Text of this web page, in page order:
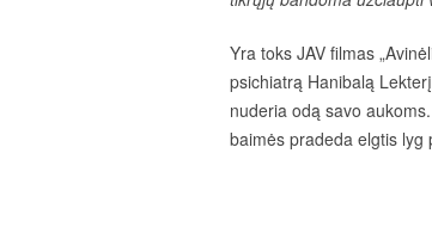
Yra toks JAV filmas
psichiatrą Hanibalą
nuderia odą savo
baimės pradeda elgtis lyg